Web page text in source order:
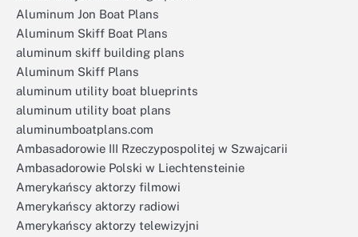
Aluminum Jon Boat Plans
Aluminum Skiff Boat Plans
aluminum skiff building plans
Aluminum Skiff Plans
aluminum utility boat blueprints
aluminum utility boat plans
aluminumboatplans.com
Ambasadorowie III Rzeczypospolitej w Szwajcarii
Ambasadorowie Polski w Liechtensteinie
Amerykańscy aktorzy filmowi
Amerykańscy aktorzy radiowi
Amerykańscy aktorzy telewizyjni